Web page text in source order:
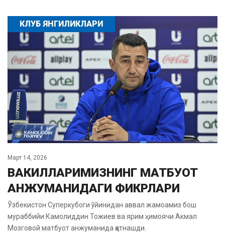
КЛУБ ЯНГИЛИКЛАРИ
Март 14, 2026
ВАКИЛЛАРИМИЗНИНГ МАТБУОТ
АНЖУМАНИДАГИ ФИКРЛАРИ
Ўзбекистон Суперкубоги ўйинидан аввал жамоамиз бош
мураббийи Камолиддин Тожиев ва ярим ҳимоячи Акмал
Мозговой матбуот анжуманида қатнашди.